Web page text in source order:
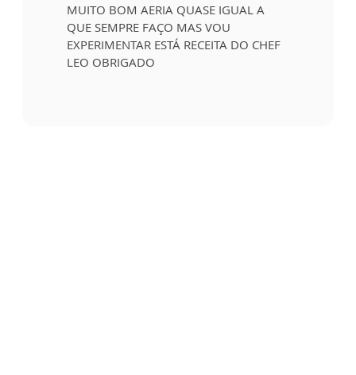
MUITO BOM AERIA QUASE IGUAL A
QUE SEMPRE FAÇO MAS VOU
EXPERIMENTAR ESTÁ RECEITA DO CHEF
LEO OBRIGADO